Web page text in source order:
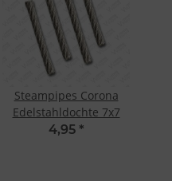
Steampipes Corona
Edelstahldochte 7x7
4,95 *